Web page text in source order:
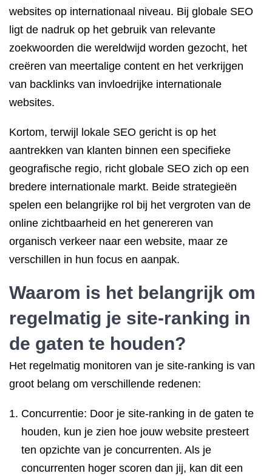
websites op internationaal niveau. Bij globale SEO
ligt de nadruk op het gebruik van relevante
zoekwoorden die wereldwijd worden gezocht, het
creëren van meertalige content en het verkrijgen
van backlinks van invloedrijke internationale
websites.
Kortom, terwijl lokale SEO gericht is op het
aantrekken van klanten binnen een specifieke
geografische regio, richt globale SEO zich op een
bredere internationale markt. Beide strategieën
spelen een belangrijke rol bij het vergroten van de
online zichtbaarheid en het genereren van
organisch verkeer naar een website, maar ze
verschillen in hun focus en aanpak.
Waarom is het belangrijk om
regelmatig je site-ranking in
de gaten te houden?
Het regelmatig monitoren van je site-ranking is van
groot belang om verschillende redenen:
Concurrentie: Door je site-ranking in de gaten te
houden, kun je zien hoe jouw website presteert
ten opzichte van je concurrenten. Als je
concurrenten hoger scoren dan jij, kan dit een